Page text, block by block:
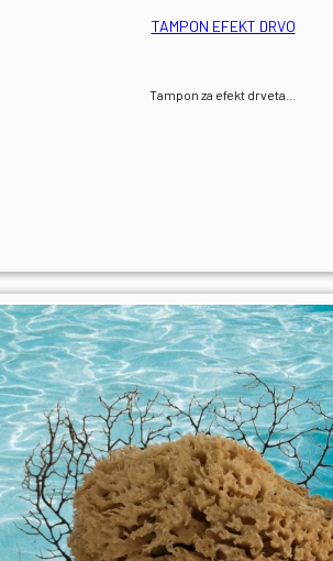
TAMPON EFEKT DRVO
Tampon za efekt drveta…